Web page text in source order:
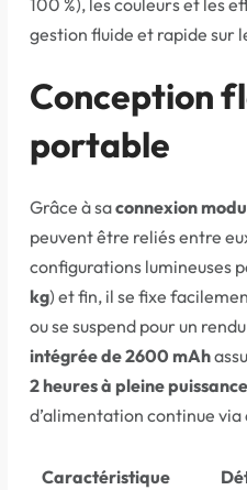
100 %), les couleurs et les
gestion fluide et rapide sur
Conception
portable
Grâce à saconnexion
peuvent être reliés entre
configurations lumineuses
kg) et fin, il se fixe
ou se suspend pour un
intégrée de 2600 mAh
2 heures à pleine puissance
d’alimentation continue
Caractéristique